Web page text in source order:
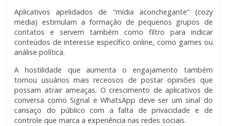
Aplicativos apelidados de “mídia aconchegante” (cozy
media) estimulam a formação de pequenos grupos de
contatos e servem também como filtro para indicar
conteúdos de interesse específico online, como games ou
análise política.
A hostilidade que aumenta o engajamento também
tornou usuários mais receosos de postar opiniões que
possam atrair ameaças. O crescimento de aplicativos de
conversa como Signal e WhatsApp deve ser um sinal do
cansaço do público com a falta de privacidade e de
controle que marca a experiência nas redes sociais.